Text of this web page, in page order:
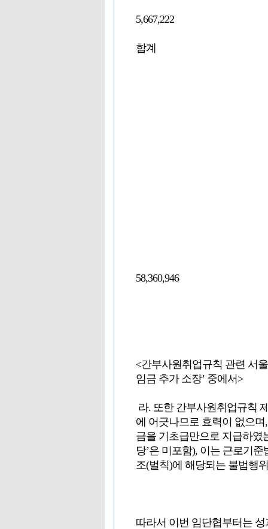
5,667,222
합계
58,360,946
<간부사원취업규칙 관련 서
임금 추가 소장’ 중에서>
라. 또한 간부사원취업규칙
에 어긋나므로 효력이 없으
금을 기초급만으로 지급하였
당’은 미포함), 이는 근로기
조(벌칙)에 해당되는 불법행
따라서 이번 임단협부터는 성